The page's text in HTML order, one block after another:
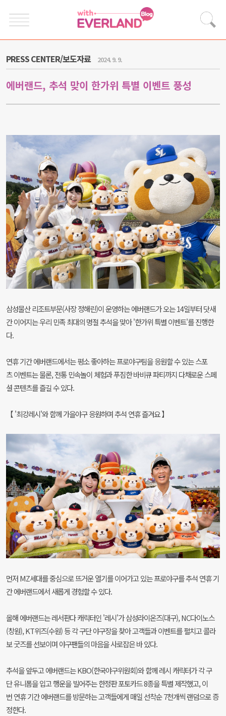
PRESS CENTER/보도자료 2024. 9. 9.
에버랜드, 추석 맞이 한가위 특별 이벤트 풍성
삼성물산 리조트부문(사장 정해린)이 운영하는 에버랜드가 오는 14일부터 닷새
간 이어지는 우리 민족 최대의 명절 추석을 맞아 '한가위 특별 이벤트'를 진행한
다.
연휴 기간 에버랜드에서는 평소 좋아하는 프로야구팀을 응원할 수 있는 스포
츠 이벤트는 물론, 전통 민속놀이 체험과 푸짐한 바비큐 파티까지 다채로운 스페
셜 콘텐츠를 즐길 수 있다.
【 '최강레시'와 함께 가을야구 응원하며 추석 연휴 즐겨요 】
먼저 MZ세대를 중심으로 뜨거운 열기를 이어가고 있는 프로야구를 추석 연휴 기
간 에버랜드에서 새롭게 경험할 수 있다.
올해 에버랜드는 레서판다 캐릭터인 '레시'가 삼성라이온즈(대구), NC다이노스
(창원), KT위즈(수원) 등 각 구단 야구장을 찾아 고객들과 이벤트를 펼치고 콜라
보 굿즈를 선보이며 야구팬들의 마음을 사로잡은 바 있다.
추석을 앞두고 에버랜드는 KBO(한국야구위원회)와 함께 레시 캐릭터가 각 구
단 유니폼을 입고 행운을 빌어주는 한정판 포토카드 8종을 특별 제작했고, 이
번 연휴 기간 에버랜드를 방문하는 고객들에게 매일 선착순 7천개씩 랜덤으로 증
정한다.